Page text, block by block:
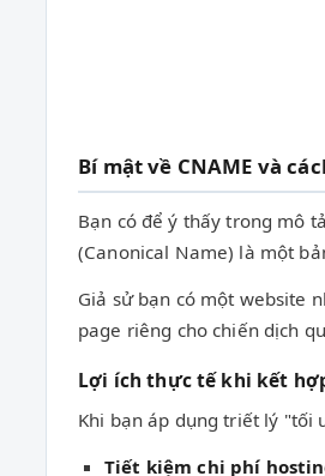
Bí mật về CNAME và
Bạn có để ý thấy trong mô
(Canonical Name) là một
Giả sử bạn có một website
page riêng cho chiến dịch
Lợi ích thực tế khi kết
Khi bạn áp dụng triết lý "tối
Tiết kiệm chi phí